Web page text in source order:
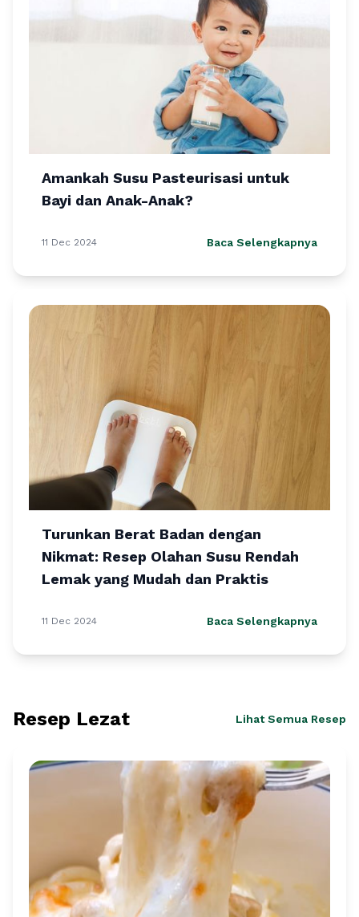
Amankah Susu Pasteurisasi untuk
Bayi dan Anak-Anak?
11 Dec 2024 Baca Selengkapnya
Turunkan Berat Badan dengan
Nikmat: Resep Olahan Susu Rendah
Lemak yang Mudah dan Praktis
11 Dec 2024 Baca Selengkapnya
Resep Lezat Lihat Semua Resep